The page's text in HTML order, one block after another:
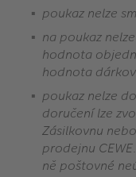
poukaz nelze
na poukaz
hodnota
hodnota
poukaz nelze
doručení lze
Zásilkovnu
prodejnu
ně poštovné